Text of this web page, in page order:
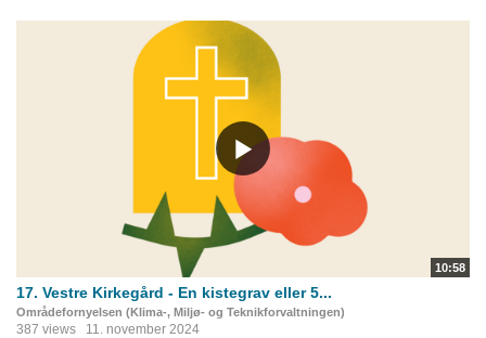
10:58
17. Vestre Kirkegård - En kistegrav eller 5...
Områdefornyelsen (Klima-, Miljø- og Teknikforvaltningen)
387 views 11. november 2024